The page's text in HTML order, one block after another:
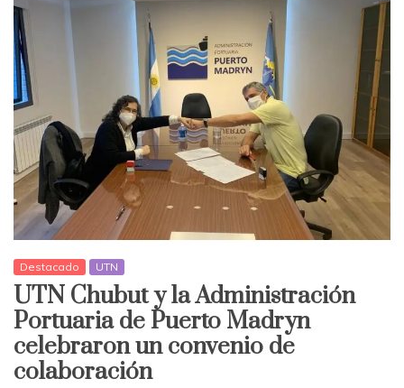
Destacado UTN
UTN Chubut y la Administración
Portuaria de Puerto Madryn
celebraron un convenio de
colaboración